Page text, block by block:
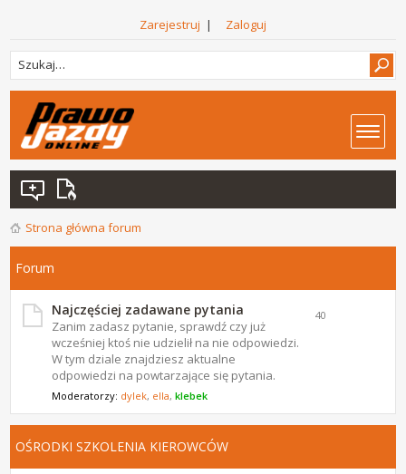
Zarejestruj | Zaloguj
Strona główna forum
Forum
Najczęściej zadawane pytania
Zanim zadasz pytanie, sprawdź czy już
wcześniej ktoś nie udzielił na nie odpowiedzi.
W tym dziale znajdziesz aktualne
odpowiedzi na powtarzające się pytania.
Moderatorzy: dylek, ella,klebek
40
OŚRODKI SZKOLENIA KIEROWCÓW